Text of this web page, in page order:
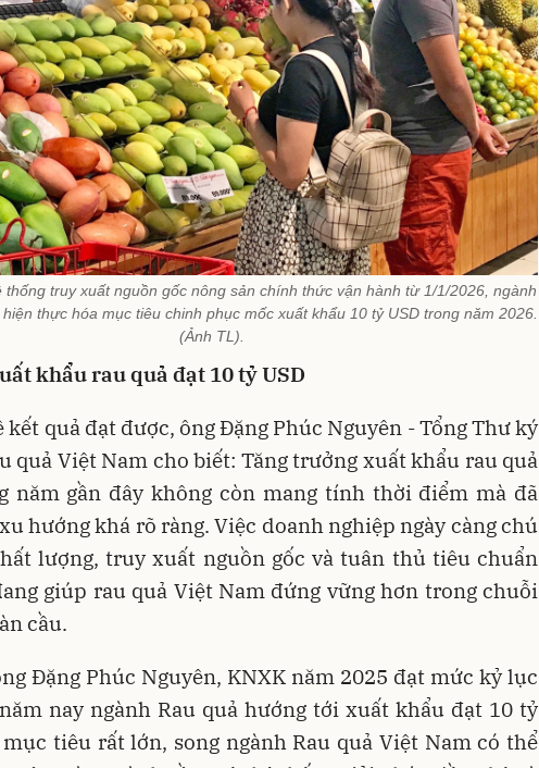
thống truy xuất nguồn gốc nông sản chính thức vận hành từ 1/1/2026, ngành
thực hóa mục tiêu chinh phục mốc xuất khẩu 10 tỷ USD trong năm 2026.
(Ảnh TL).
khẩu rau quả đạt 10 tỷ USD
kết quả đạt được, ông Đặng Phúc Nguyên - Tổng Thư ký
quả Việt Nam cho biết: Tăng trưởng xuất khẩu rau quả
năm gần đây không còn mang tính thời điểm mà đã
hướng khá rõ ràng. Việc doanh nghiệp ngày càng chú
lượng, truy xuất nguồn gốc và tuân thủ tiêu chuẩn
giúp rau quả Việt Nam đứng vững hơn trong chuỗi
cầu.
Đặng Phúc Nguyên, KNXK năm 2025 đạt mức kỷ lục
nay ngành Rau quả hướng tới xuất khẩu đạt 10 tỷ
mục tiêu rất lớn, song ngành Rau quả Việt Nam có thể